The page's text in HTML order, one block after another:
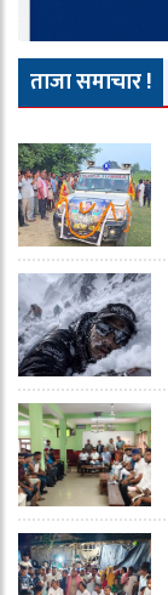
ताजा समाचार !